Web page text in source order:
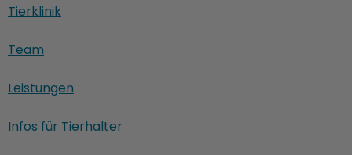
Tierklinik
Team
Leistungen
Infos für Tierhalter